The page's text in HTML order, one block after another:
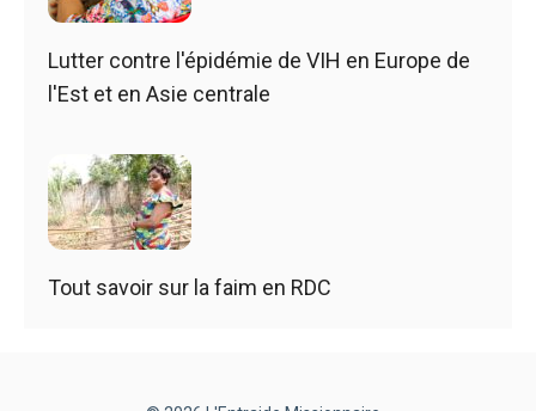
Lutter contre l'épidémie de VIH en Europe de
l'Est et en Asie centrale
Tout savoir sur la faim en RDC